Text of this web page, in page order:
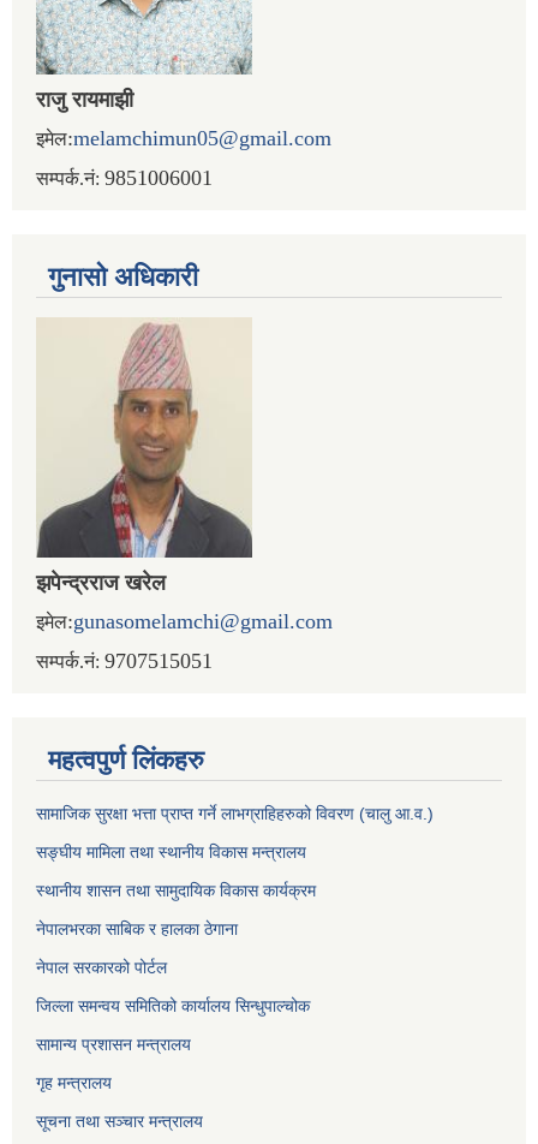
राजु रायमाझी
इमेल:melamchimun05@gmail.com
सम्पर्क.नं: 9851006001
गुनासो अधिकारी
झपेन्द्रराज खरेल
इमेल:gunasomelamchi@gmail.com
सम्पर्क.नं: 9707515051
महत्वपुर्ण लिंकहरु
सामाजिक सुरक्षा भत्ता प्राप्त गर्ने लाभग्राहिहरुको विवरण (चालु आ.व.)
सङ्घीय मामिला तथा स्थानीय विकास मन्त्रालय
स्थानीय शासन तथा सामुदायिक विकास कार्यक्रम
नेपालभरका साबिक र हालका ठेगाना
नेपाल सरकारको पोर्टल
जिल्ला समन्वय समितिको कार्यालय सिन्धुपाल्चोक
सामान्य प्रशासन मन्त्रालय
गृह मन्त्रालय
सूचना तथा सञ्चार मन्त्रालय